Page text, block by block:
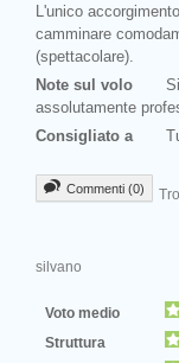
L'unico
camminare
(spettacolare).
Note sul volo
assolutamente
Consigliato a
Commenti (0)
silvano
Voto medio
Struttura